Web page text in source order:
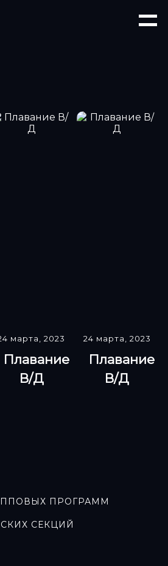
марта, 2023
Плавание
В/Д
24 марта, 2023
Плавание
В/Д
ПРОГРАММ
СЕКЦИЙ